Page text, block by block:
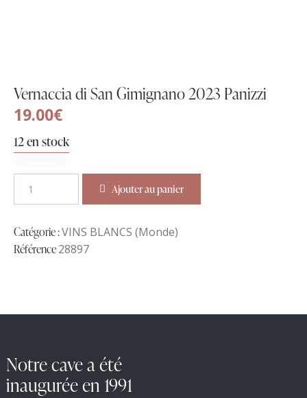
Vernaccia di San Gimignano 2023 Panizzi
19.00€
12 en stock
Ajouter au panier
Catégorie :VINS BLANCS (Monde)
Référence28897
Notre cave a été
inaugurée en 1991